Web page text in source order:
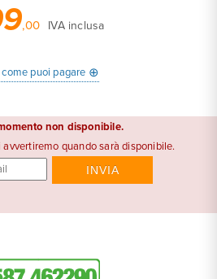
,00 IVA inclusa
puoi pagare ⊕
non disponibile.
quando sarà disponibile.